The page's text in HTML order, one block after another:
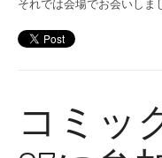
それでは会場でお会いしま
コミッ